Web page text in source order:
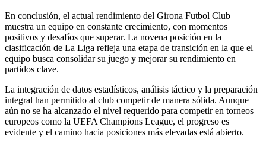
En conclusión, el actual rendimiento del Girona Futbol Club
muestra un equipo en constante crecimiento, con momentos
positivos y desafíos que superar. La novena posición en la
clasificación de La Liga refleja una etapa de transición en la que el
equipo busca consolidar su juego y mejorar su rendimiento en
partidos clave.
La integración de datos estadísticos, análisis táctico y la preparación
integral han permitido al club competir de manera sólida. Aunque
aún no se ha alcanzado el nivel requerido para competir en torneos
europeos como la UEFA Champions League, el progreso es
evidente y el camino hacia posiciones más elevadas está abierto.